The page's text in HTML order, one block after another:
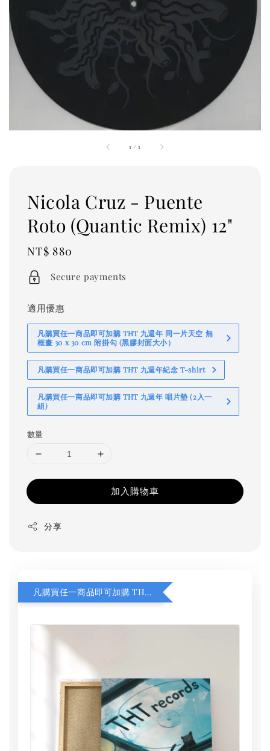
1 /1
Nicola Cruz - Puente
Roto (Quantic Remix) 12"
Regular
price
NT$ 880
Secure payments
適用優惠
凡購買任一商品即可加購 THT 九週年 同一片天空 無
框畫 30 x 30 cm 附掛勾 (黑膠封面大小）
凡購買任一商品即可加購 THT 九週年紀念 T-shirt
凡購買任一商品即可加購 THT 九週年 唱片墊 (2入一
組)
數量
加入購物車
分享
凡購買任一商品即可加購 THT 九週年 同一片天空 無框畫 30 x 30 cm 附掛勾 (黑膠封面大小）